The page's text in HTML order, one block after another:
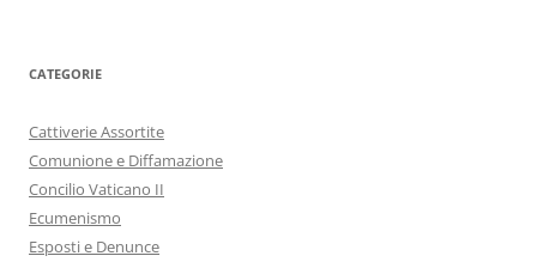
CATEGORIE
Cattiverie Assortite
Comunione e Diffamazione
Concilio Vaticano II
Ecumenismo
Esposti e Denunce